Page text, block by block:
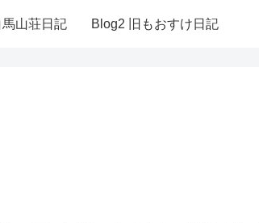
山荘日記 Blog2 旧もおすけ日記